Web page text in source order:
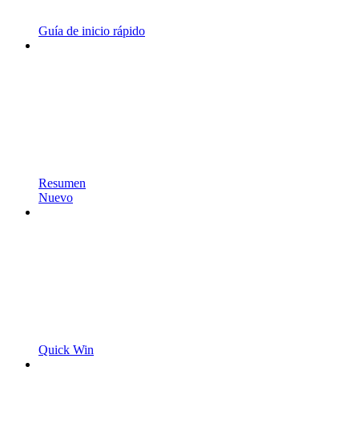
Guía de inicio rápido
Resumen
Nuevo
Quick Win